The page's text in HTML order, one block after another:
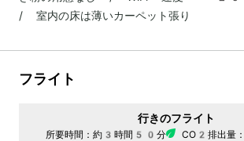
/ 室内の床は薄いカーペット張り
フライト
行きのフライト
所要時間： 約3時間50分 CO2排出量：